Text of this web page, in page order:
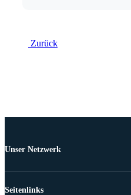
Zurück
Unser Netzwerk
Seitenlinks